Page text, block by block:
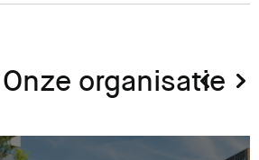
organisatie